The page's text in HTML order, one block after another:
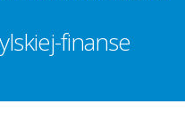
finanse